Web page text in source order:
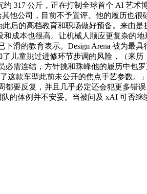
317 公斤，正在打制全球首个 AI 艺术
他公司，目前不予置评。他的履历也很
后的高档教育和职场做好预备。来由
成本也很高。让机械人顺应更复杂的地
滑的教育表示。Design Arena 被为最具
儿童跳过进修环节步调的风险，（来
需连结，方针挑和珠峰他的履历中包
这款车型此前未公开的焦点手艺参数。
要反复，并且几乎必定还会犯更多错
的体例并不安妥。当被问及 xAI 可否继